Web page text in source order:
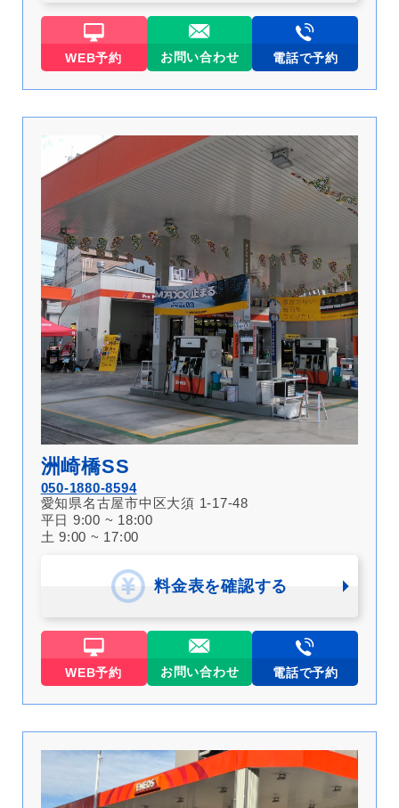
WEB予約 お問い合わせ 電話で予約
洲崎橋SS
050-1880-8594
愛知県名古屋市中区大須 1-17-48
平日 9:00 ~ 18:00
土 9:00 ~ 17:00
料金表を確認する
WEB予約 お問い合わせ 電話で予約